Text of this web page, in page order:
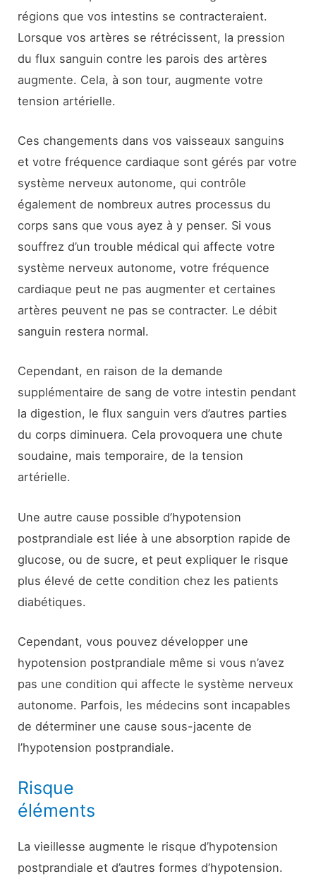
régions que vos intestins se contracteraient.
Lorsque vos artères se rétrécissent, la pression
du flux sanguin contre les parois des artères
augmente. Cela, à son tour, augmente votre
tension artérielle.
Ces changements dans vos vaisseaux sanguins
et votre fréquence cardiaque sont gérés par votre
système nerveux autonome, qui contrôle
également de nombreux autres processus du
corps sans que vous ayez à y penser. Si vous
souffrez d’un trouble médical qui affecte votre
système nerveux autonome, votre fréquence
cardiaque peut ne pas augmenter et certaines
artères peuvent ne pas se contracter. Le débit
sanguin restera normal.
Cependant, en raison de la demande
supplémentaire de sang de votre intestin pendant
la digestion, le flux sanguin vers d’autres parties
du corps diminuera. Cela provoquera une chute
soudaine, mais temporaire, de la tension
artérielle.
Une autre cause possible d’hypotension
postprandiale est liée à une absorption rapide de
glucose, ou de sucre, et peut expliquer le risque
plus élevé de cette condition chez les patients
diabétiques.
Cependant, vous pouvez développer une
hypotension postprandiale même si vous n’avez
pas une condition qui affecte le système nerveux
autonome. Parfois, les médecins sont incapables
de déterminer une cause sous-jacente de
l’hypotension postprandiale.
Risque
éléments
La vieillesse augmente le risque d’hypotension
postprandiale et d’autres formes d’hypotension.